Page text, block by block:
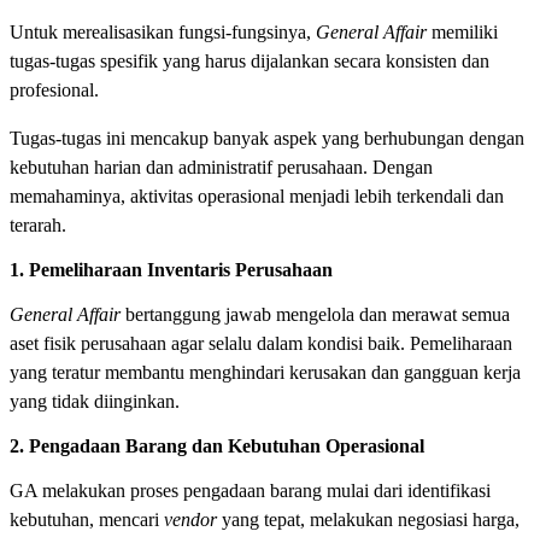
Untuk merealisasikan fungsi-fungsinya, General Affairmemiliki
tugas-tugas spesifik yang harus dijalankan secara konsisten dan
profesional.
Tugas-tugas ini mencakup banyak aspek yang berhubungan dengan
kebutuhan harian dan administratif perusahaan. Dengan
memahaminya, aktivitas operasional menjadi lebih terkendali dan
terarah.
1. Pemeliharaan Inventaris Perusahaan
General Affairbertanggung jawab mengelola dan merawat semua
aset fisik perusahaan agar selalu dalam kondisi baik. Pemeliharaan
yang teratur membantu menghindari kerusakan dan gangguan kerja
yang tidak diinginkan.
2. Pengadaan Barang dan Kebutuhan Operasional
GA melakukan proses pengadaan barang mulai dari identifikasi
kebutuhan, mencari vendoryang tepat, melakukan negosiasi harga,